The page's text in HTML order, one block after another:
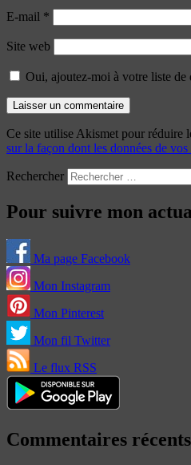
E-mail *
Site web
Oui, ajoutez-moi à votre liste de
Ce site utilise Akismet pour réduire
sur la façon dont les données de
Rechercher
Pour suivre mon
Ma page Facebook
Mon Instagram
Mon Pinterest
Mon fil Twitter
Le flux RSS
Commentaires récents